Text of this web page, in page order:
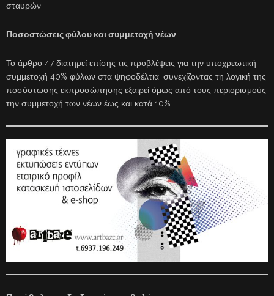
σταυρών.
Ποσοστώσεις φύλου και συμμετοχή νέων
Το άρθρο 47 διατηρεί επίσης τις προβλέψεις για την υποχρεωτική
συμμετοχή 40% φύλων στα ψηφοδέλτια, συνεχίζοντας τη λογική της
ποσόστωσης εκπροσώπησης εξαιρεί όμως από τους περιορισμούς
την συμμετοχή των νέων έως και κατά 10%.